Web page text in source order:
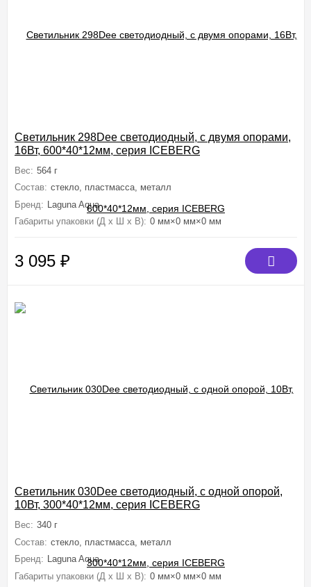
Светильник 298Dee светодиодный, с двумя опорами,
16Вт, 600*40*12мм, серия ICEBERG
Вес: 564 г
Состав: стекло, пластмасса, металл
Бренд:
Laguna Aqua
Габариты упаковки (Д х Ш х В): 0 мм×0 мм×0 мм
3 095 ₽
Светильник 030Dee светодиодный, с одной опорой,
10Вт, 300*40*12мм, серия ICEBERG
Вес: 340 г
Состав: стекло, пластмасса, металл
Бренд: Laguna Aqua
Габариты упаковки (Д х Ш х В): 0 мм×0 мм×0 мм